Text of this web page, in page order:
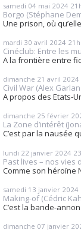
samedi 04 mai 2024
Borgo (Stéphane
Une prison, où
mardi 30 avril 2024
Cinéclub: Entre les
A la frontière entre
dimanche 21 avril 2024
Civil War (Alex
A propos des Etats-
dimanche 25 février
La Zone d’intérêt
C’est par la nausée
lundi 22 janvier 2024
Past lives – nos vies
Comme son héroïne
samedi 13 janvier 2024
Making-of (Cédric
C’est la bande-
dimanche 07 janvier